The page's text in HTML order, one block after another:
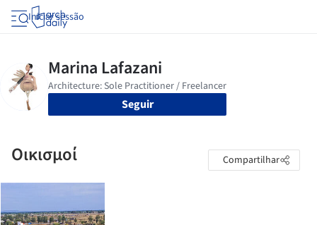
Iniciar sessão
Seguir
Οικισμοί Compartilhar